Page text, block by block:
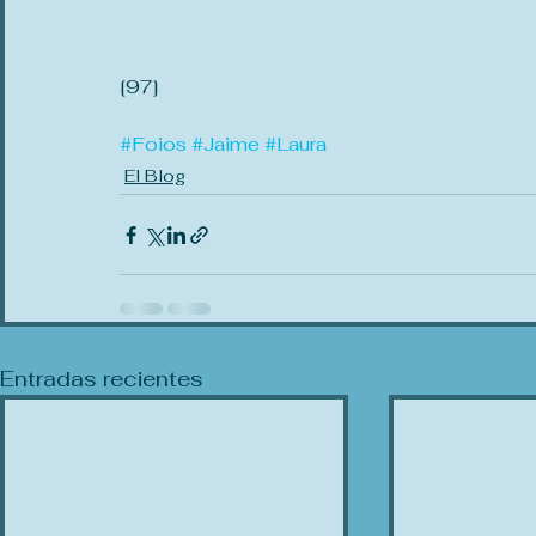
[97]
#Foios #Jaime#Laura
El Blog
Entradas recientes